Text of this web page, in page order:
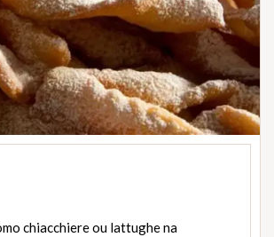
chiacchiere ou lattughe na